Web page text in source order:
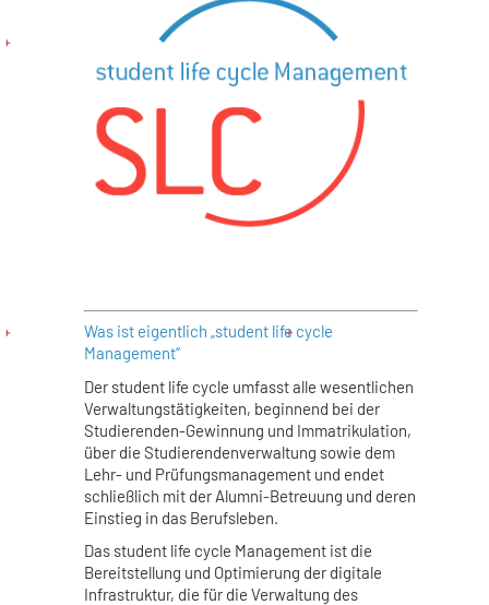
Was ist eigentlich „student life cycle
Management“
Der student life cycle umfasst alle wesentlichen
Verwaltungstätigkeiten, beginnend bei der
Studierenden-Gewinnung und Immatrikulation,
über die Studierendenverwaltung sowie dem
Lehr- und Prüfungsmanagement und endet
schließlich mit der Alumni-Betreuung und deren
Einstieg in das Berufsleben.
Das student life cycle Management ist die
Bereitstellung und Optimierung der digitale
Infrastruktur, die für die Verwaltung des